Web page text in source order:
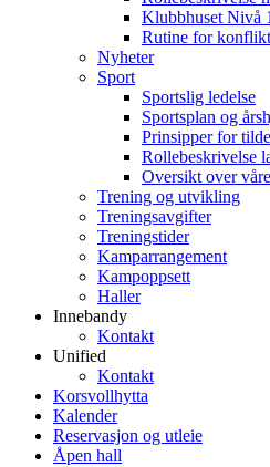
Klubbhuset Nivå 1
Rutine for
Nyheter
Sport
Sportslig ledelse
Sportsplan og
Prinsipper for
Rollebeskrivelse
Oversikt over
Trening og utvikling
Treningsavgifter
Treningstider
Kamparrangement
Kampoppsett
Haller
Innebandy
Kontakt
Unified
Kontakt
Korsvollhytta
Kalender
Reservasjon og utleie
Åpen hall